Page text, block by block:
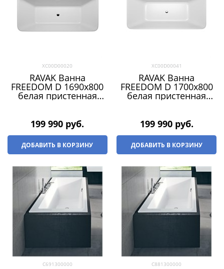
XC00D00020
RAVAK Ванна
FREEDOM D 1690х800
белая пристенная
199 990 руб.
ДОБАВИТЬ В КОРЗИНУ
XC00D00041
RAVAK Ванна
FREEDOM D 1700х800
белая пристенная
199 990 руб.
ДОБАВИТЬ В КОРЗИНУ
C691300000 C881300000